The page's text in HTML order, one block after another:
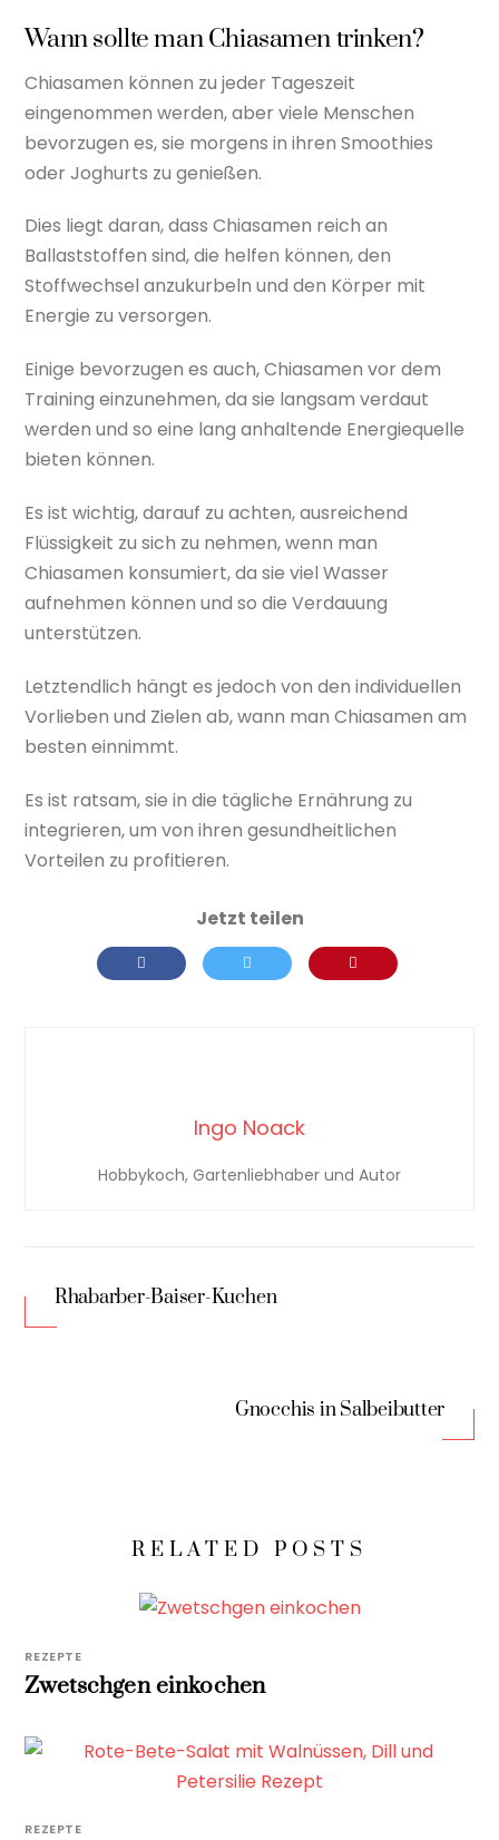
Wann sollte man Chiasamen trinken?
Chiasamen können zu jeder Tageszeit
eingenommen werden, aber viele Menschen
bevorzugen es, sie morgens in ihren Smoothies
oder Joghurts zu genießen.
Dies liegt daran, dass Chiasamen reich an
Ballaststoffen sind, die helfen können, den
Stoffwechsel anzukurbeln und den Körper mit
Energie zu versorgen.
Einige bevorzugen es auch, Chiasamen vor dem
Training einzunehmen, da sie langsam verdaut
werden und so eine lang anhaltende Energiequelle
bieten können.
Es ist wichtig, darauf zu achten, ausreichend
Flüssigkeit zu sich zu nehmen, wenn man
Chiasamen konsumiert, da sie viel Wasser
aufnehmen können und so die Verdauung
unterstützen.
Letztendlich hängt es jedoch von den individuellen
Vorlieben und Zielen ab, wann man Chiasamen am
besten einnimmt.
Es ist ratsam, sie in die tägliche Ernährung zu
integrieren, um von ihren gesundheitlichen
Vorteilen zu profitieren.
Ingo Noack
Hobbykoch, Gartenliebhaber und Autor
Rhabarber-Baiser-Kuchen
Gnocchis in Salbeibutter
RELATED POSTS
REZEPTE
Zwetschgen einkochen
REZEPTE